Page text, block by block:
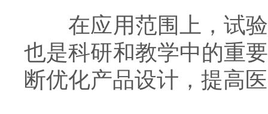
在应用范围上，试验
也是科研和教学中的重
断优化产品设计，提高